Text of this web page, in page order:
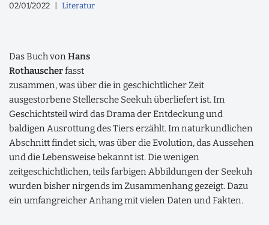
02/01/2022 Literatur
Das Buch vonHans
Rothauscherfasst
zusammen, was über die in geschichtlicher Zeit
ausgestorbene Stellersche Seekuh überliefert ist. Im
Geschichtsteil wird das Drama der Entdeckung und
baldigen Ausrottung des Tiers erzählt. Im naturkundlichen
Abschnitt findet sich, was über die Evolution, das Aussehen
und die Lebensweise bekannt ist. Die wenigen
zeitgeschichtlichen, teils farbigen Abbildungen der Seekuh
wurden bisher nirgends im Zusammenhang gezeigt. Dazu
ein umfangreicher Anhang mit vielen Daten und Fakten.